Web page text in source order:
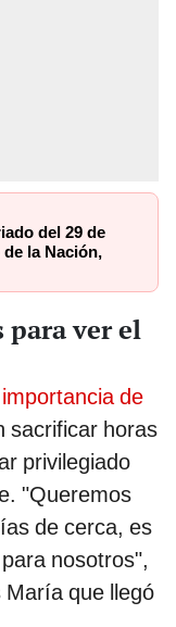
del 29 de
la Nación,
para ver el
importancia de
sacrificar horas
privilegiado
"Queremos
de cerca, es
nosotros",
María que llegó